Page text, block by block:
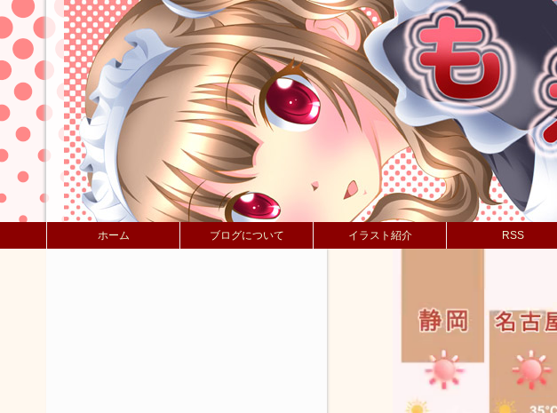
ホーム ブログについて イラスト紹介 RSS